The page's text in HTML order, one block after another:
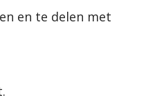
en te delen met